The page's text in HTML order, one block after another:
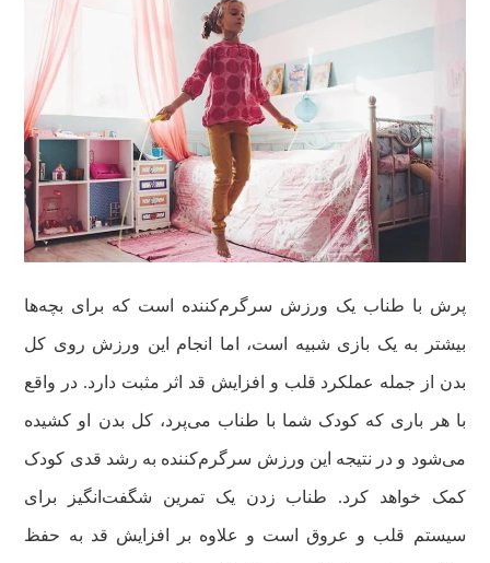
پرش با طناب یک ورزش سرگرم‌کننده است که برای بچه‌ها
بیشتر به یک بازی شبیه است، اما انجام این ورزش روی کل
بدن از جمله عملکرد قلب و افزایش قد اثر مثبت دارد. در واقع
با هر باری که کودک شما با طناب می‌پرد، کل بدن او کشیده
می‌شود و در نتیجه این ورزش سرگرم‌کننده به رشد قدی کودک
کمک خواهد کرد. طناب زدن یک تمرین شگفت‌انگیز برای
سیستم قلب و عروق است و علاوه بر افزایش قد به حفظ